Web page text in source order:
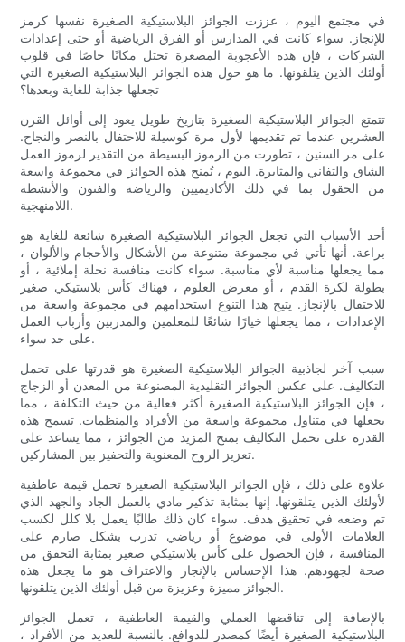
في مجتمع اليوم ، عززت الجوائز البلاستيكية الصغيرة نفسها كرمز
للإنجاز. سواء كانت في المدارس أو الفرق الرياضية أو حتى إعدادات
الشركات ، فإن هذه الأعجوبة المصغرة تحتل مكانًا خاصًا في قلوب
أولئك الذين يتلقونها. ما هو حول هذه الجوائز البلاستيكية الصغيرة التي
تجعلها جذابة للغاية وبعدها؟
تتمتع الجوائز البلاستيكية الصغيرة بتاريخ طويل يعود إلى أوائل القرن
العشرين عندما تم تقديمها لأول مرة كوسيلة للاحتفال بالنصر والنجاح.
على مر السنين ، تطورت من الرموز البسيطة من التقدير لرموز العمل
الشاق والتفاني والمثابرة. اليوم ، تُمنح هذه الجوائز في مجموعة واسعة
من الحقول بما في ذلك الأكاديميين والرياضة والفنون والأنشطة
اللامنهجية.
أحد الأسباب التي تجعل الجوائز البلاستيكية الصغيرة شائعة للغاية هو
براعة. أنها تأتي في مجموعة متنوعة من الأشكال والأحجام والألوان ،
مما يجعلها مناسبة لأي مناسبة. سواء كانت منافسة نحلة إملائية ، أو
بطولة لكرة القدم ، أو معرض العلوم ، فهناك كأس بلاستيكي صغير
للاحتفال بالإنجاز. يتيح هذا التنوع استخدامهم في مجموعة واسعة من
الإعدادات ، مما يجعلها خيارًا شائعًا للمعلمين والمدربين وأرباب العمل
على حد سواء.
سبب آخر لجاذبية الجوائز البلاستيكية الصغيرة هو قدرتها على تحمل
التكاليف. على عكس الجوائز التقليدية المصنوعة من المعدن أو الزجاج
، فإن الجوائز البلاستيكية الصغيرة أكثر فعالية من حيث التكلفة ، مما
يجعلها في متناول مجموعة واسعة من الأفراد والمنظمات. تسمح هذه
القدرة على تحمل التكاليف بمنح المزيد من الجوائز ، مما يساعد على
تعزيز الروح المعنوية والتحفيز بين المشاركين.
علاوة على ذلك ، فإن الجوائز البلاستيكية الصغيرة تحمل قيمة عاطفية
لأولئك الذين يتلقونها. إنها بمثابة تذكير مادي بالعمل الجاد والجهد الذي
تم وضعه في تحقيق هدف. سواء كان ذلك طالبًا يعمل بلا كلل لكسب
العلامات الأولى في موضوع أو رياضي تدرب بشكل صارم على
المنافسة ، فإن الحصول على كأس بلاستيكي صغير بمثابة التحقق من
صحة لجهودهم. هذا الإحساس بالإنجاز والاعتراف هو ما يجعل هذه
الجوائز مميزة وعزيزة من قبل أولئك الذين يتلقونها.
بالإضافة إلى تناقضها العملي والقيمة العاطفية ، تعمل الجوائز
البلاستيكية الصغيرة أيضًا كمصدر للدوافع. بالنسبة للعديد من الأفراد ،